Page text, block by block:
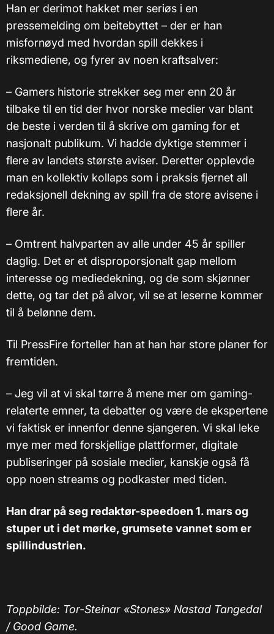
Han er derimot hakket mer seriøs i en
pressemelding om beitebyttet – der er han
misfornøyd med hvordan spill dekkes i
riksmediene, og fyrer av noen kraftsalver:
– Gamers historie strekker seg mer enn 20 år
tilbake til en tid der hvor norske medier var blant
de beste i verden til å skrive om gaming for et
nasjonalt publikum. Vi hadde dyktige stemmer i
flere av landets største aviser. Deretter opplevde
man en kollektiv kollaps som i praksis fjernet all
redaksjonell dekning av spill fra de store avisene i
flere år.
– Omtrent halvparten av alle under 45 år spiller
daglig. Det er et disproporsjonalt gap mellom
interesse og mediedekning, og de som skjønner
dette, og tar det på alvor, vil se at leserne kommer
til å belønne dem.
Til PressFire forteller han at han har store planer for
fremtiden.
– Jeg vil at vi skal tørre å mene mer om gaming-
relaterte emner, ta debatter og være de ekspertene
vi faktisk er innenfor denne sjangeren. Vi skal leke
mye mer med forskjellige plattformer, digitale
publiseringer på sosiale medier, kanskje også få
opp noen streams og podkaster med tiden.
Han drar på seg redaktør-speedoen 1. mars og
stuper ut i det mørke, grumsete vannet som er
spillindustrien.
Toppbilde: Tor-Steinar «Stones» Nastad Tangedal
/ Good Game.